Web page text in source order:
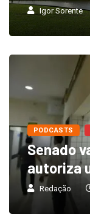
Igor Sorente
PODCASTS
Senado
autoriza
Redação